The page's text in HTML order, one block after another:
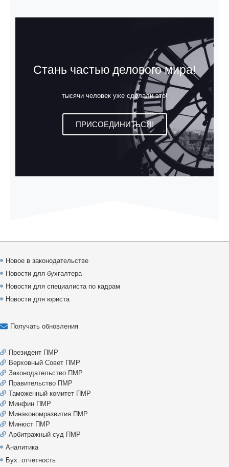
Стань частью делового мира!
тысячи человек уже сделали это!
ПРИСОЕДИНИТЬСЯ!
Новое в законодательстве
Новости для бухгалтера
Новости для специалиста по кадрам
Новости для юриста
Получать обновления
Президент ПМР
Верховный Совет ПМР
Законодательство ПМР
Правительство ПМР
Таможенный комитет ПМР
Минфин ПМР
Минэкономразвития ПМР
Минюст ПМР
Арбитражный суд ПМР
Аналитика
Бух. отчетность